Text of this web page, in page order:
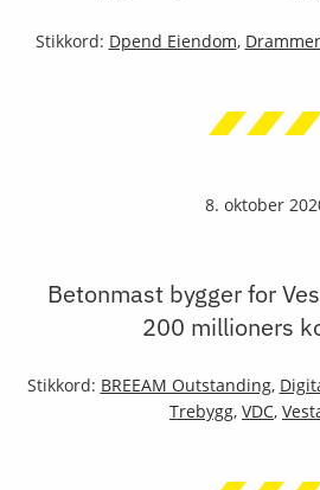
Stikkord: Dpend Eiendom,
8. oktober
Betonmast bygger for
200 millioners
Stikkord: BREEAM Outstanding,
Trebygg, VDC,